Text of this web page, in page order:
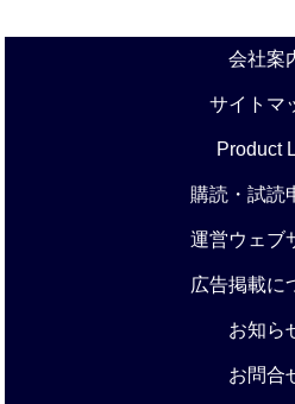
会社案
サイトマ
Product
購読・試読
運営ウェブ
広告掲載に
お知ら
お問合